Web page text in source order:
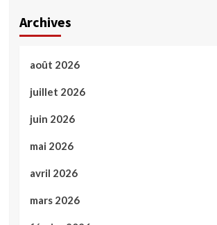
Archives
août 2026
juillet 2026
juin 2026
mai 2026
avril 2026
mars 2026